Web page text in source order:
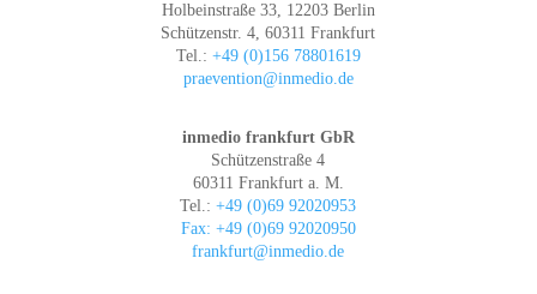
Holbeinstraße 33, 12203 Berlin
Schützenstr. 4, 60311 Frankfurt
Tel.: +49 (0)156 78801619
praevention@inmedio.de
inmedio frankfurt GbR
Schützenstraße 4
60311 Frankfurt a. M.
Tel.:+49 (0)69 92020953
Fax: +49 (0)69 92020950
frankfurt@inmedio.de